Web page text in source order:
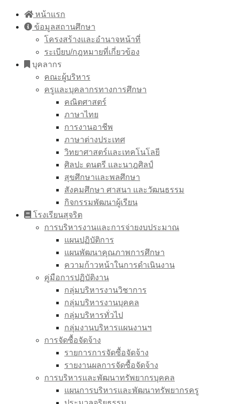
Skip
หน้าแรก
ข้อมูลสถานศึกษา
โครงสร้างและอำนาจหน้าที่
ระเบียบ/กฎหมายที่เกี่ยวข้อง
บุคลากร
คณะผู้บริหาร
ครูและบุคลากรทางการศึกษา
คณิตศาสตร์
ภาษาไทย
การงานอาชีพ
ภาษาต่างประเทศ
วิทยาศาสตร์และเทคโนโลยี
ศิลปะ ดนตรี และนาฎศิลป์
สุขศึกษาและพลศึกษา
สังคมศึกษา ศาสนา และวัฒนธรรม
กิจกรรมพัฒนาผู้เรียน
โรงเรียนสุจริต
การบริหารงานและการจ่ายงบประมาณ
แผนปฏิบัติการ
แผนพัฒนาคุณภาพการศึกษา
ความก้าวหน้าในการดำเนินงาน
คู่มือการปฏิบัติงาน
กลุ่มบริหารงานวิชาการ
กลุ่มบริหารงานบุคคล
กลุ่มบริหารทั่วไป
กลุ่มงานบริหารแผนงานฯ
การจัดซื้อจัดจ้าง
รายการการจัดซื้อจัดจ้าง
รายงานผลการจัดซื้อจัดจ้าง
การบริหารและพัฒนาทรัพยากรบุคคล
แผนการบริหารและพัฒนาทรัพยากรครู